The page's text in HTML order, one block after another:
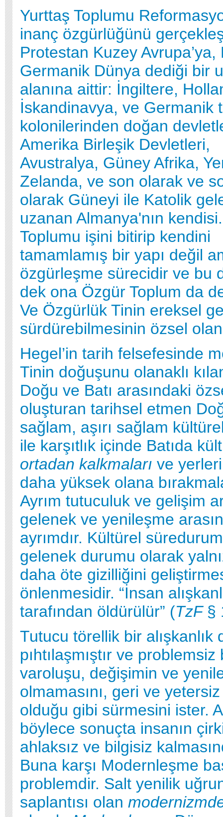
Yurttaş Toplumu
inanç özgürlüğünü
Protestan Kuzey Avrupa’ya,
Germanik Dünya dediği bir
alanına aittir: İngiltere,
İskandinavya, ve Germanik
kolonilerinden doğan
Amerika Birleşik Devletleri,
Avustralya, Güney Afrika,
Zelanda, ve son olarak ve
olarak Güneyi ile Katolik
uzanan Almanya'nın
Toplumu işini bitirip kendini
tamamlamış bir yapı değil
özgürleşme sürecidir ve bu
dek ona Özgür Toplum da
Ve Özgürlük Tinin ereksel
sürdürebilmesinin özsel
Hegel’in tarih felsefesinde
Tinin doğuşunu olanaklı
Doğu ve Batı arasındaki
oluşturan tarihsel etmen
sağlam, aşırı sağlam
ile karşıtlık içinde Batıda
ortadan kalkmaları ve
daha yüksek olana
Ayrım tutuculuk ve gelişim
gelenek ve yenileşme
ayrımdır. Kültürel
gelenek durumu olarak
daha öte gizilliğini
önlenmesidir. “İnsan
tarafından öldürülür” (TzF §
Tutucu törellik bir alışkanlık
pıhtılaşmıştır ve problemsiz
varoluşu, değişimin ve
olmamasını, geri ve
olduğu gibi sürmesini ister.
böylece sonuçta insanın
ahlaksız ve bilgisiz
Buna karşı Modernleşme
problemdir. Salt yenilik
saplantısı olan